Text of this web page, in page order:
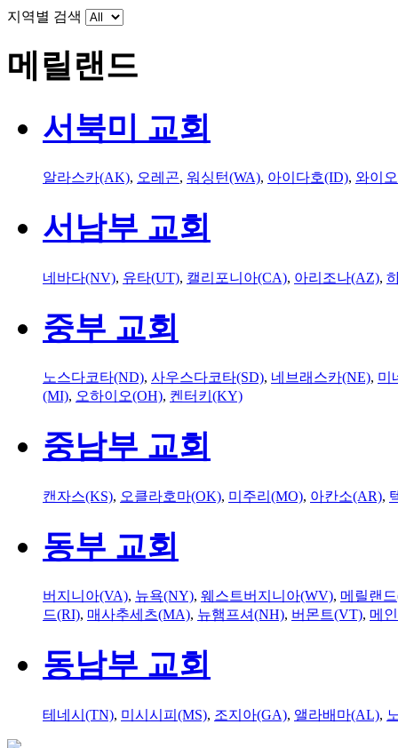
지역별 검색
메릴랜드
서북미 교회
알라스카(AK), 오레곤, 워싱턴(WA), 아이다호(ID), 와이
서남부 교회
네바다(NV), 유타(UT), 캘리포니아(CA), 아리조나(AZ),
중부 교회
노스다코타(ND), 사우스다코타(SD), 네브래스카(NE), 미
(MI), 오하이오(OH), 켄터키(KY)
중남부 교회
캔자스(KS), 오클라호마(OK), 미주리(MO), 아칸소(AR),
동부 교회
버지니아(VA), 뉴욕(NY), 웨스트버지니아(WV), 메릴랜
드(RI), 매사추세츠(MA), 뉴햄프셔(NH), 버몬트(VT), 메
동남부 교회
테네시(TN), 미시시피(MS), 조지아(GA), 앨라배마(AL),